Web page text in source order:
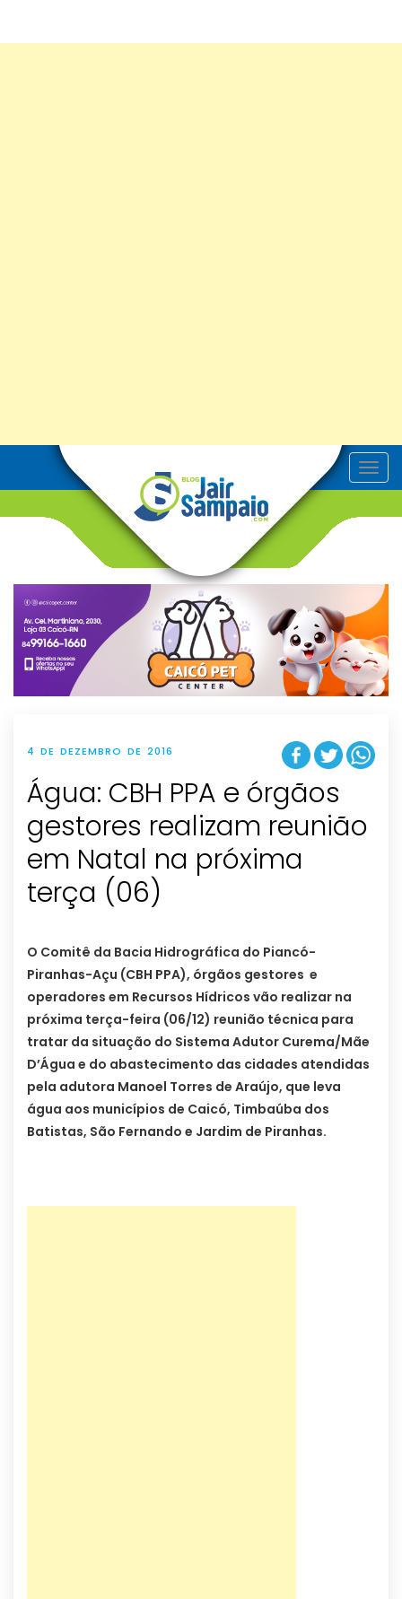
T
o
v
g
t
i
o
n
4 DE DEZEMBRO DE 2016
Água: CBH PPA e órgãos
gestores realizam reunião
em Natal na próxima
terça (06)
O Comitê da Bacia Hidrográfica do Piancó-
Piranhas-Açu (CBH PPA), órgãos gestores e
operadores em Recursos Hídricos vão realizar na
próxima terça-feira (06/12) reunião técnica para
tratar da situação do Sistema Adutor Curema/Mãe
D’Água e do abastecimento das cidades atendidas
pela adutora Manoel Torres de Araújo, que leva
água aos municípios de Caicó, Timbaúba dos
Batistas, São Fernando e Jardim de Piranhas.